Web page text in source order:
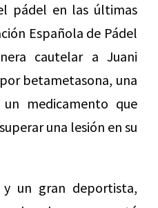
pádel en las últimas
Española de Pádel
cautelar a Juani
betametasona, una
medicamento que
una lesión en su
y un gran deportista,